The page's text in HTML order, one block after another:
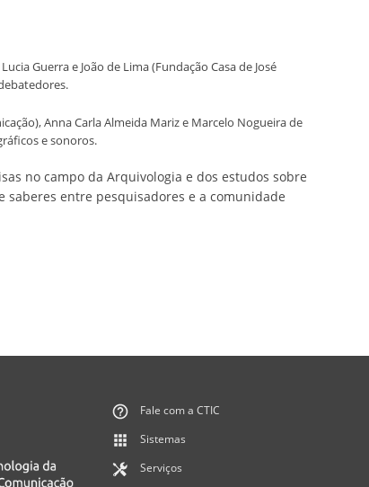
Guerra e João de Lima (Fundação Casa de José
Anna Carla Almeida Mariz e Marcelo Nogueira de
e sonoros.
no campo da Arquivologia e dos estudos sobre
saberes entre pesquisadores e a comunidade
Fale com a CTIC
Sistemas
Serviços